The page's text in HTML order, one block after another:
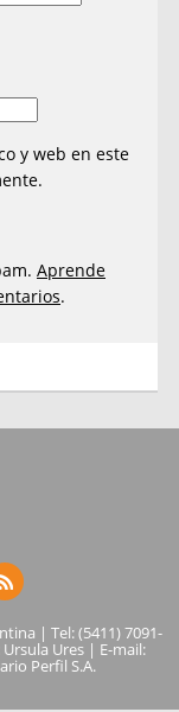
y web en este
Aprende
.
| Tel: (5411) 7091-
Ures | E-mail:
Perfil S.A.